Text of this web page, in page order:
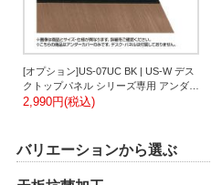
[オプション]US-07UC BK | US-W デス
クトップパネル シリーズ専用 アンダー
カバー 本体ブラック 幅671×高さ76mm
2,990円(税込)
バリエーションから選ぶ